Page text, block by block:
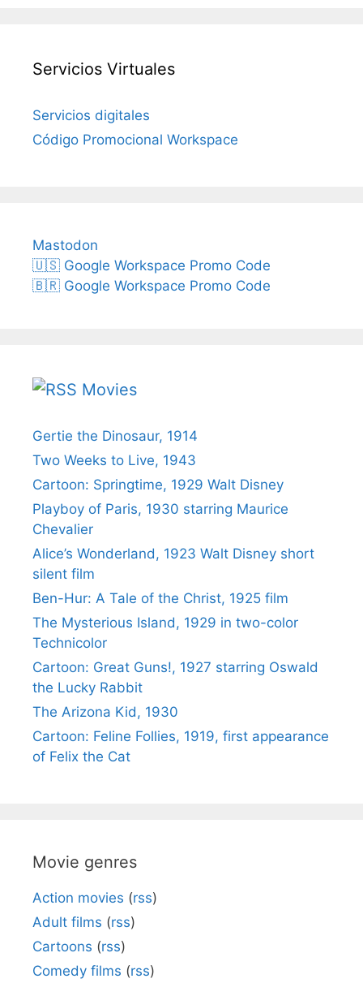
Servicios Virtuales
Servicios digitales
Código Promocional Workspace
Mastodon
🇺🇸 Google Workspace Promo Code
🇧🇷 Google Workspace Promo Code
Movies
Gertie the Dinosaur, 1914
Two Weeks to Live, 1943
Cartoon: Springtime, 1929 Walt Disney
Playboy of Paris, 1930 starring Maurice
Chevalier
Alice’s Wonderland, 1923 Walt Disney short
silent film
Ben-Hur: A Tale of the Christ, 1925 film
The Mysterious Island, 1929 in two-color
Technicolor
Cartoon: Great Guns!, 1927 starring Oswald
the Lucky Rabbit
The Arizona Kid, 1930
Cartoon: Feline Follies, 1919, first appearance
of Felix the Cat
Movie genres
Action movies (rss)
Adult films (rss)
Cartoons (rss)
Comedy films (rss)